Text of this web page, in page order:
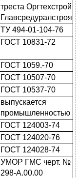
треста Оргтехстрой
Главсредуралстроя
ТУ 494-01-104-76
ГОСТ 10831-72
ГОСТ 1059.-70
ГОСТ 10507-70
ГОСТ 10537-70
выпускается
промышленностью
ГОСТ 124003-74
ГОСТ 124020-76
ГОСТ 124028-74
УМОР ГМС черт. №
298-A.00.00